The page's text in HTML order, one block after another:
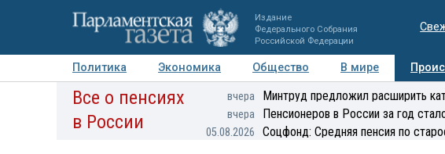
Издание
Федерального Собрания
Российской Федерации
Политика Экономика Общество В мире
Авторы Персоны Мнения Регионы Медиацентр
Все о пенсиях
в России
вчера Минтруд предложил расширить
вчера Пенсионеров в России за год
05.08.2026 Соцфонд: Средняя пенсия по